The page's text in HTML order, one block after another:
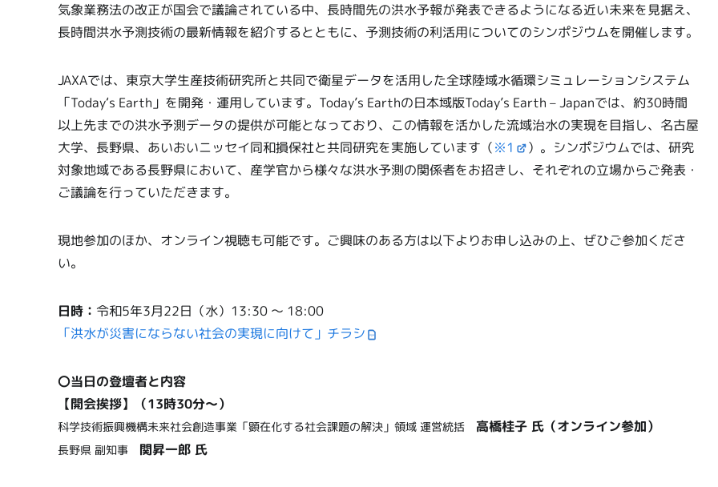
気象業務法の改正が国会で議論されている中、長時間先の洪水予報が発表できるようになる近い未来を見据え、
長時間洪水予測技術の最新情報を紹介するとともに、予測技術の利活用についてのシンポジウムを開催します。
JAXAでは、東京大学生産技術研究所と共同で衛星データを活用した全球陸域水循環シミュレーションシステム
「Today‘s Earth」を開発・運用しています。Today’s Earthの日本域版Today’s Earth – Japanでは、約30時間
以上先までの洪水予測データの提供が可能となっており、この情報を活かした流域治水の実現を目指し、名古屋
大学、長野県、あいおいニッセイ同和損保社と共同研究を実施しています（※1
）。シンポジウムでは、研究
対象地域である長野県において、産学官から様々な洪水予測の関係者をお招きし、それぞれの立場からご発表・
ご議論を行っていただきます。
現地参加のほか、オンライン視聴も可能です。ご興味のある方は以下よりお申し込みの上、ぜひご参加くださ
い。
日時： 令和5年3月22日（水）13:30 ～ 18:00
「洪水が災害にならない社会の実現に向けて」チラシ
〇当日の登壇者と内容
【開会挨拶】（13時30分～）
科学技術振興機構未来社会創造事業「顕在化する社会課題の解決」領域 運営統括 高橋桂子 氏（オンライン参加）
長野県 副知事 関昇一郎 氏